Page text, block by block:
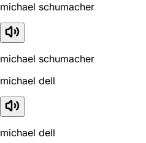
michael schumacher
michael schumacher
michael dell
michael dell